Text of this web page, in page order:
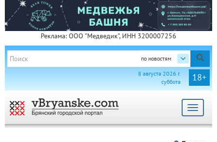
Реклама: ООО "Медведик", ИНН 3200007256
по новостям
18+
8 августа 2026 г.
суббота
Toggle